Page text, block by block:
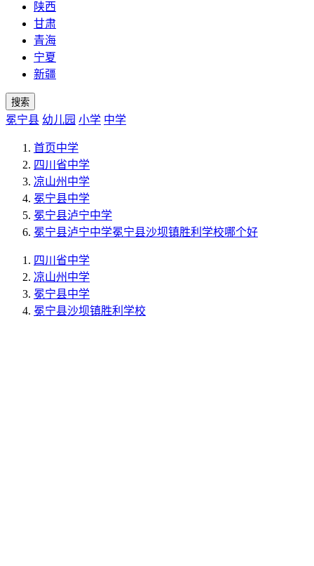
陕西
甘肃
青海
宁夏
新疆
搜索
冕宁县 幼儿园 小学 中学
首页中学
四川省中学
凉山州 中学
冕宁县中学
冕宁县泸宁中学
冕宁县泸宁中学冕宁县沙坝镇胜利学校哪个好
四川省中学
凉山州 中学
冕宁县中学
冕宁县沙坝镇胜利学校